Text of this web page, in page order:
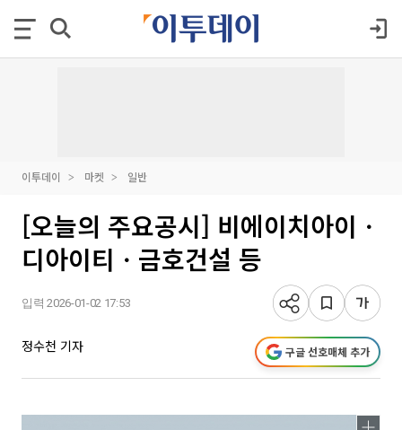
이투데이 마켓 일반
[오늘의 주요공시] 비에이치아이ㆍ
디아이티ㆍ금호건설 등
입력 2026-01-02 17:53
정수천 기자 구글 선호매체 추가